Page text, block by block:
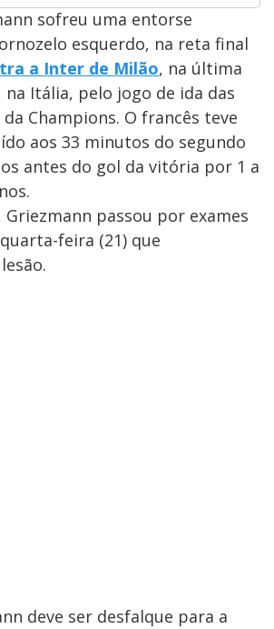
sofreu uma entorse
esquerdo, na reta final
a Inter de Milão, na última
na Itália, pelo jogo de ida das
Champions. O francês teve
aos 33 minutos do segundo
antes do gol da vitória por 1 a
Griezmann passou por exames
feira (21) que
deve ser desfalque para a